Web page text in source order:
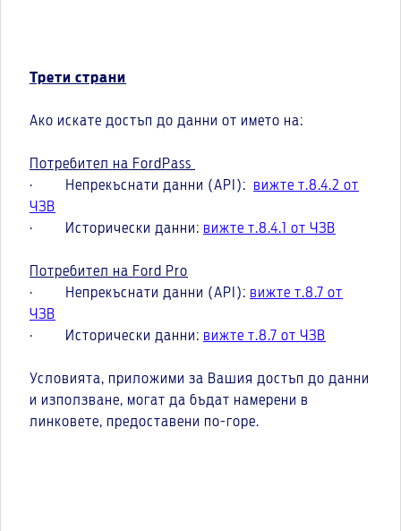
Трети страни
Ако искате достъп до данни от името на:
Потребител на FordPass
· Непрекъснати данни (API):
вижте т.8.4.2 от
ЧЗВ
· Исторически данни: вижте т.8.4.1 от ЧЗВ
Потребител на Ford Pro
· Непрекъснати данни (API): вижте т.8.7 от
ЧЗВ
· Исторически данни: вижте т.8.7 от ЧЗВ
Условията, приложими за Вашия достъп до данни
и използване, могат да бъдат намерени в
линковете, предоставени по-горе.